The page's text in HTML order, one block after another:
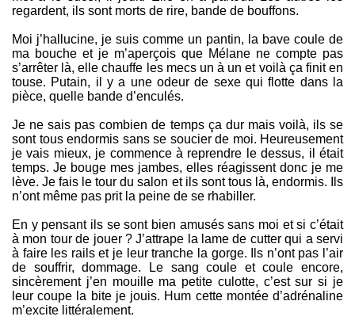
regardent, ils sont morts de rire, bande de bouffons.
Moi j’hallucine, je suis comme un pantin, la bave coule de
ma bouche et je m’aperçois que Mélane ne compte pas
s’arrêter là, elle chauffe les mecs un à un et voilà ça finit en
touse. Putain, il y a une odeur de sexe qui flotte dans la
pièce, quelle bande d’enculés.
Je ne sais pas combien de temps ça dur mais voilà, ils se
sont tous endormis sans se soucier de moi. Heureusement
je vais mieux, je commence à reprendre le dessus, il était
temps. Je bouge mes jambes, elles réagissent donc je me
lève. Je fais le tour du salon et ils sont tous là, endormis. Ils
n’ont même pas prit la peine de se rhabiller.
En y pensant ils se sont bien amusés sans moi et si c’était
à mon tour de jouer ? J’attrape la lame de cutter qui a servi
à faire les rails et je leur tranche la gorge. Ils n’ont pas l’air
de souffrir, dommage. Le sang coule et coule encore,
sincèrement j’en mouille ma petite culotte, c’est sur si je
leur coupe la bite je jouis. Hum cette montée d’adrénaline
m’excite littéralement.